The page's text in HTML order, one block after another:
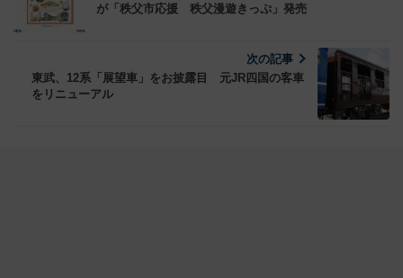
が「秩父市応援 秩父漫遊きっぷ」発売
次の記事
東武、12系「展望車」をお披露目 元JR四国の客車
をリニューアル